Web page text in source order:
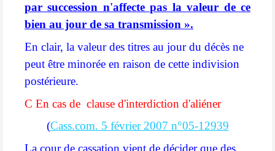
par succession n'affecte pas la valeur de ce
bien au jour de sa transmission ».
En clair, la valeur des titres au jour du décès ne
peut être minorée en raison de cette indivision
postérieure.
C En cas de clause d'interdiction d'aliéner
(Cass.com. 5 février 2007 n°05-12939
La cour de cassation vient de décider que des